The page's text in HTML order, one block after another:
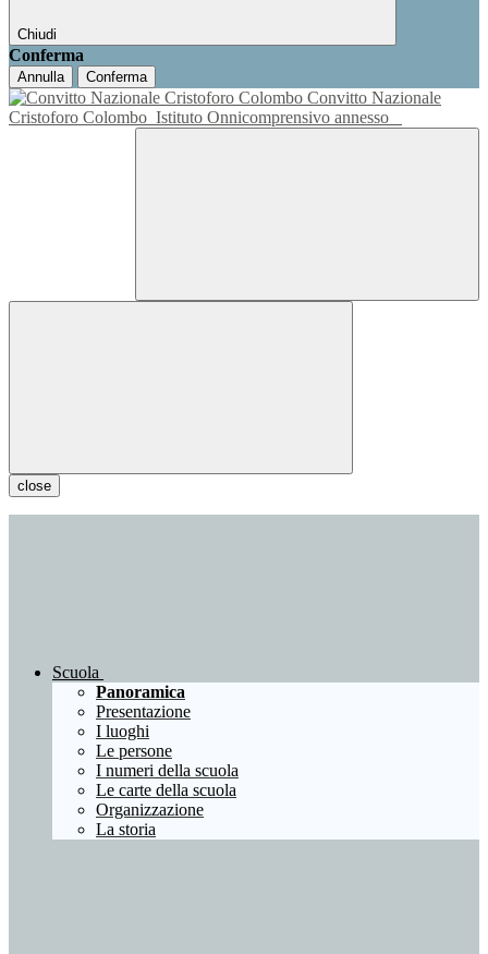
Chiudi
Conferma
Annulla Conferma
Convitto Nazionale
Cristoforo Colombo Istituto Onnicomprensivo annesso
close
Scuola
Panoramica
Presentazione
I luoghi
Le persone
I numeri della scuola
Le carte della scuola
Organizzazione
La storia